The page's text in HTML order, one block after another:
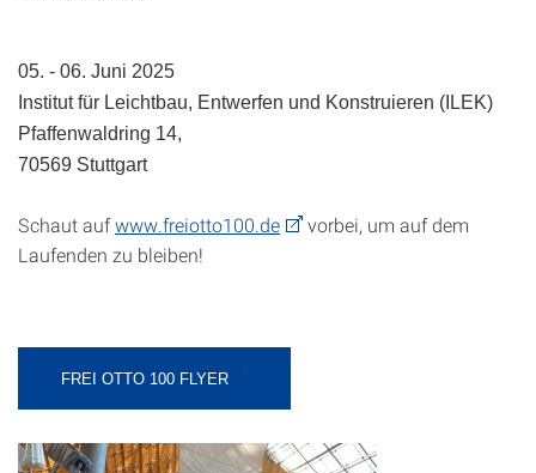
05. - 06. Juni 2025
Institut für Leichtbau, Entwerfen und Konstruieren (ILEK)
Pfaffenwaldring 14,
70569 Stuttgart
Schaut aufwww.freiotto100.de
vorbei, um auf dem
Laufenden zu bleiben!
FREI OTTO 100 FLYER